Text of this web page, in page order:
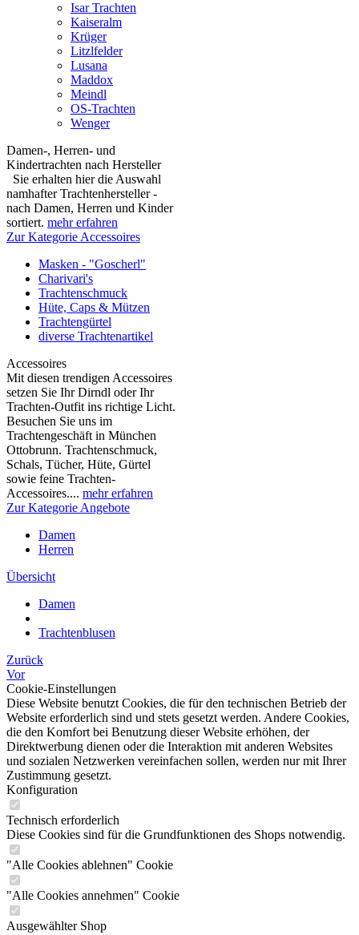
Isar Trachten
Kaiseralm
Krüger
Litzlfelder
Lusana
Maddox
Meindl
OS-Trachten
Wenger
Damen-, Herren- und
Kindertrachten nach Hersteller
Sie erhalten hier die Auswahl
namhafter Trachtenhersteller -
nach Damen, Herren und Kinder
sortiert. mehr erfahren
Zur Kategorie Accessoires
Masken - "Goscherl"
Charivari's
Trachtenschmuck
Hüte, Caps & Mützen
Trachtengürtel
diverse Trachtenartikel
Accessoires
Mit diesen trendigen Accessoires
setzen Sie Ihr Dirndl oder Ihr
Trachten-Outfit ins richtige Licht.
Besuchen Sie uns im
Trachtengeschäft in München
Ottobrunn. Trachtenschmuck,
Schals, Tücher, Hüte, Gürtel
sowie feine Trachten-
Accessoires.... mehr erfahren
Zur Kategorie Angebote
Damen
Herren
Übersicht
Damen
Trachtenblusen
Zurück
Vor
Cookie-Einstellungen
Diese Website benutzt Cookies, die für den technischen Betrieb der
Website erforderlich sind und stets gesetzt werden. Andere Cookies,
die den Komfort bei Benutzung dieser Website erhöhen, der
Direktwerbung dienen oder die Interaktion mit anderen Websites
und sozialen Netzwerken vereinfachen sollen, werden nur mit Ihrer
Zustimmung gesetzt.
Konfiguration
Technisch erforderlich
Diese Cookies sind für die Grundfunktionen des Shops notwendig.
"Alle Cookies ablehnen" Cookie
"Alle Cookies annehmen" Cookie
Ausgewählter Shop